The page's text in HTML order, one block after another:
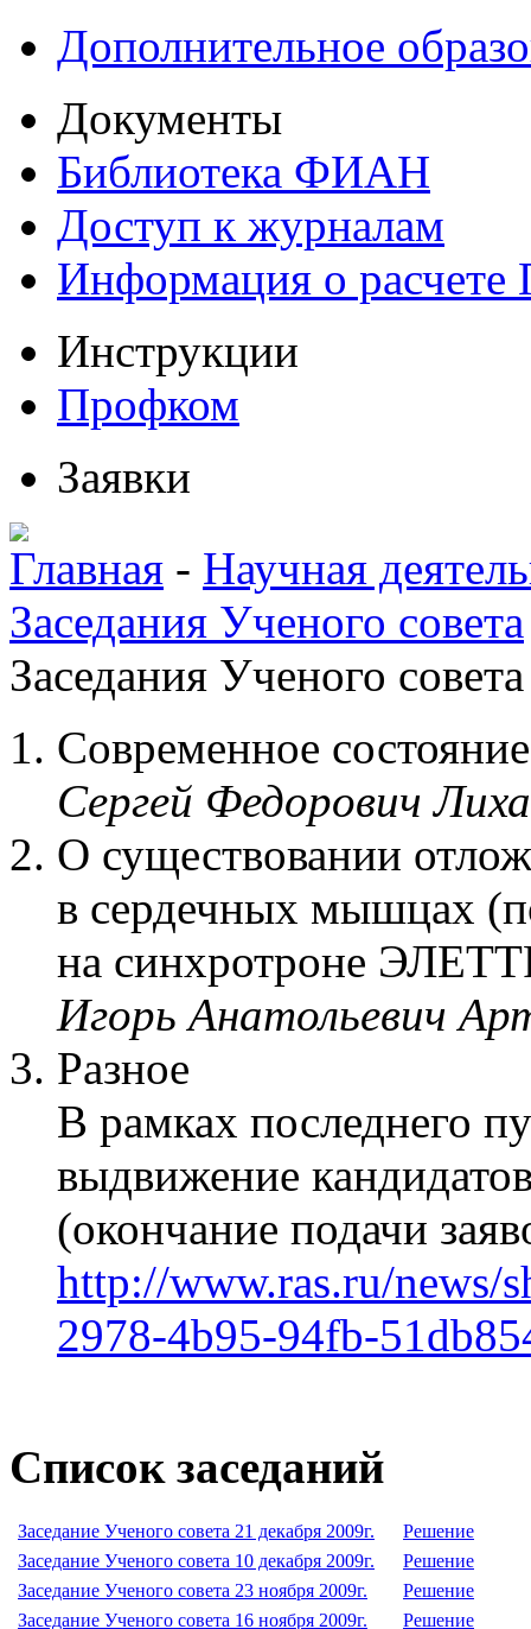
Дополнительное
Документы
Библиотека ФИАН
Доступ к журналам
Информация о
Инструкции
Профком
Заявки
Главная - Научная
Заседания Ученого совета
Заседания Ученого
Современное
Сергей Федорович
О существовании
в сердечных мышцах
на синхротроне
Игорь Анатольевич
Разное
В рамках последнего
выдвижение
(окончание подачи
http://www.ras.ru/news/
2978-4b95-94fb-
Список заседаний
Заседание Ученого совета 21 декабря 2009г.
Решение
Заседание Ученого совета 10 декабря 2009г.
Решение
Заседание Ученого совета 23 ноября 2009г.
Решение
Заседание Ученого совета 16 ноября 2009г.
Решение